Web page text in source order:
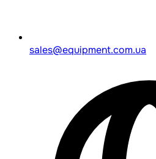
sales@equipment.com.ua